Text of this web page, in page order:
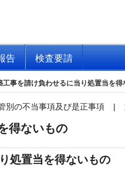
告 検査要請
工事を請け負わせるに当り処置当を得
の不当事項及び是正事項 |
得ないもの
処置当を得ないもの